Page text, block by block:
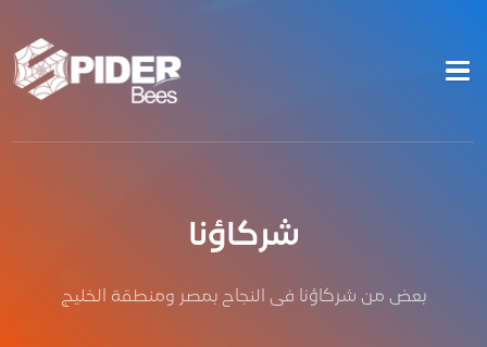
شركاؤنا
بعض من شركاؤنا فى النجاح بمصر ومنطقة الخليج